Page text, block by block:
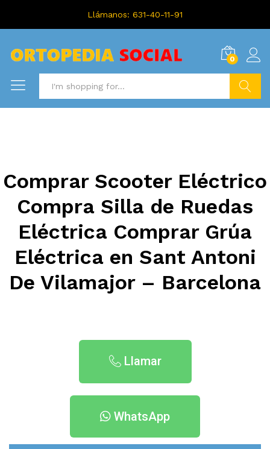
Llámanos: 631-40-11-91
0
Comprar Scooter Eléctrico
Compra Silla de Ruedas
Eléctrica Comprar Grúa
Eléctrica en Sant Antoni
De Vilamajor – Barcelona
Llamar
WhatsApp